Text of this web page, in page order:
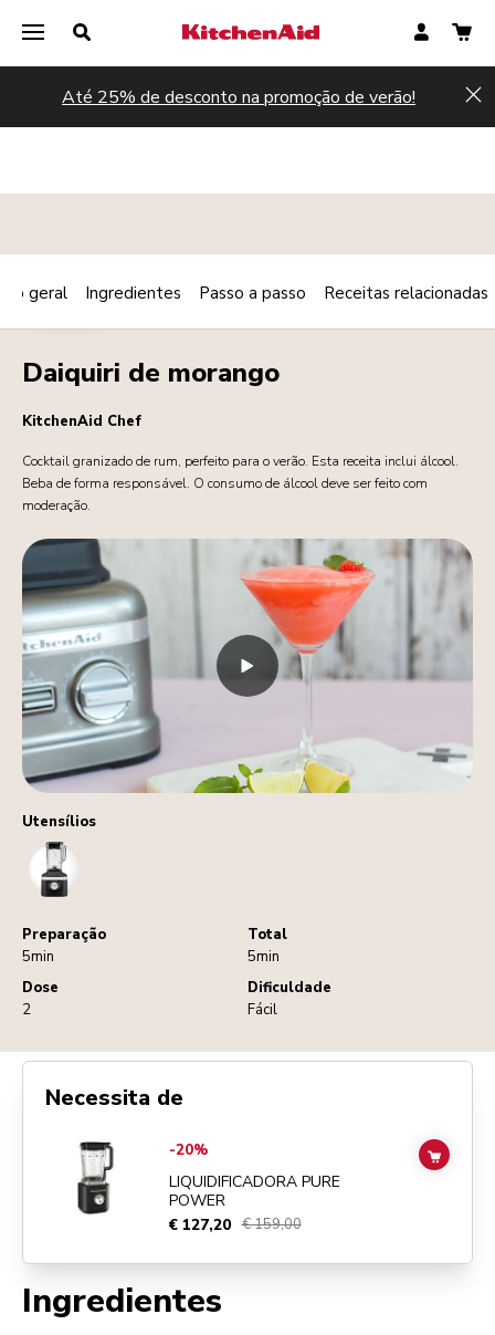
Até 25% de desconto na promoção de verão!
Utensílios
Blender
Preparação
5min
Total
5min
Dose
2
Dificuldade
Fácil
BEBIDAS Print
Daiquiri de morango
KitchenAid Chef
Cocktail granizado de rum, perfeito para o verão. Esta receita inclui álcool.
Beba de forma responsável. O consumo de álcool deve ser feito com
moderação.
geral Ingredientes Passo a passo Receitas relacionadas
Ingredientes
Necessita de
Go toLiquidificadora Pure Power
-20%
LIQUIDIFICADORA PURE
POWER
€ 127,20 € 159,00
ADD